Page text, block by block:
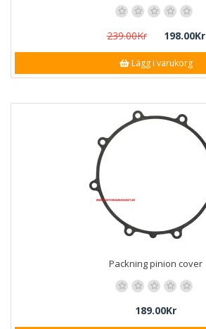
239.00Kr 198.00Kr
Lägg i varukorg
Packning pinion cover
189.00Kr